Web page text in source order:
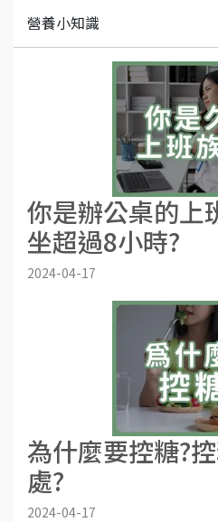
營養小知識
你是辦公桌的上
坐超過8小時?
2024-04-17
為什麼要控糖?
處?
2024-04-17